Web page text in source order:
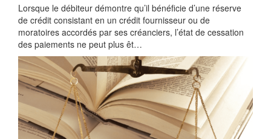
Lorsque le débiteur démontre qu’il bénéficie d’une réserve
de crédit consistant en un crédit fournisseur ou de
moratoires accordés par ses créanciers, l’état de cessation
des paiements ne peut plus êt…